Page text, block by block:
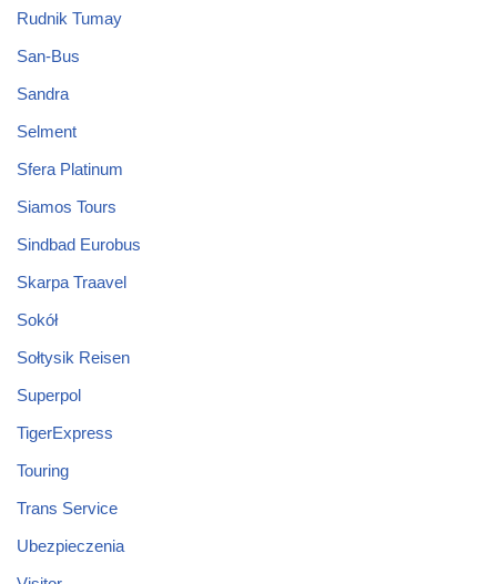
Rudnik Tumay
San-Bus
Sandra
Selment
Sfera Platinum
Siamos Tours
Sindbad Eurobus
Skarpa Traavel
Sokół
Sołtysik Reisen
Superpol
TigerExpress
Touring
Trans Service
Ubezpieczenia